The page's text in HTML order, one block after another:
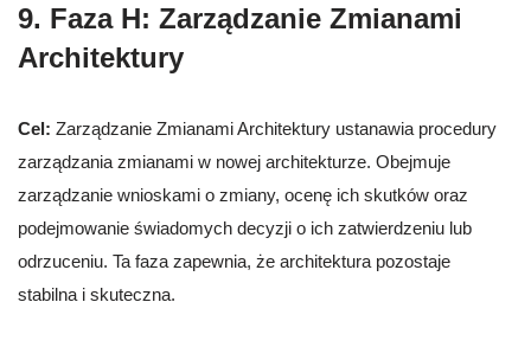
9. Faza H: Zarządzanie Zmianami
Architektury
Cel: Zarządzanie Zmianami Architektury ustanawia procedury
zarządzania zmianami w nowej architekturze. Obejmuje
zarządzanie wnioskami o zmiany, ocenę ich skutków oraz
podejmowanie świadomych decyzji o ich zatwierdzeniu lub
odrzuceniu. Ta faza zapewnia, że architektura pozostaje
stabilna i skuteczna.